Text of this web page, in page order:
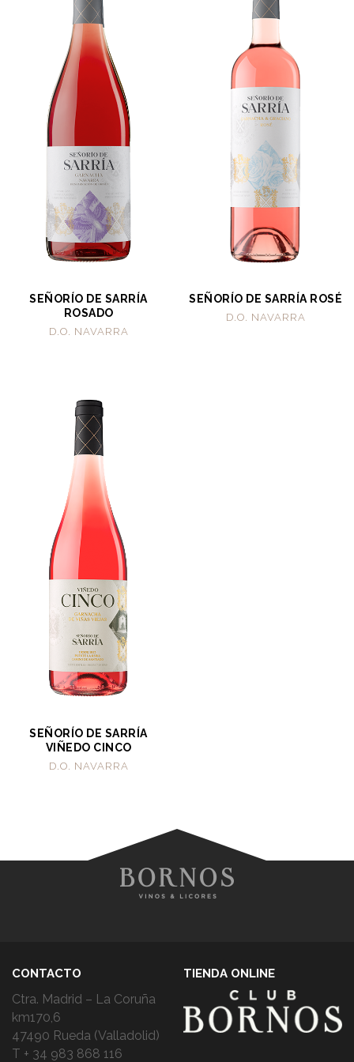
SEÑORÍO DE SARRÍA
ROSADO
D.O. NAVARRA
SEÑORÍO DE SARRÍA ROSÉ
D.O. NAVARRA
SEÑORÍO DE SARRÍA
VIÑEDO CINCO
D.O. NAVARRA
CONTACTO
Ctra. Madrid – La Coruña
km170,6
47490 Rueda (Valladolid)
T + 34 983 868 116
TIENDA ONLINE